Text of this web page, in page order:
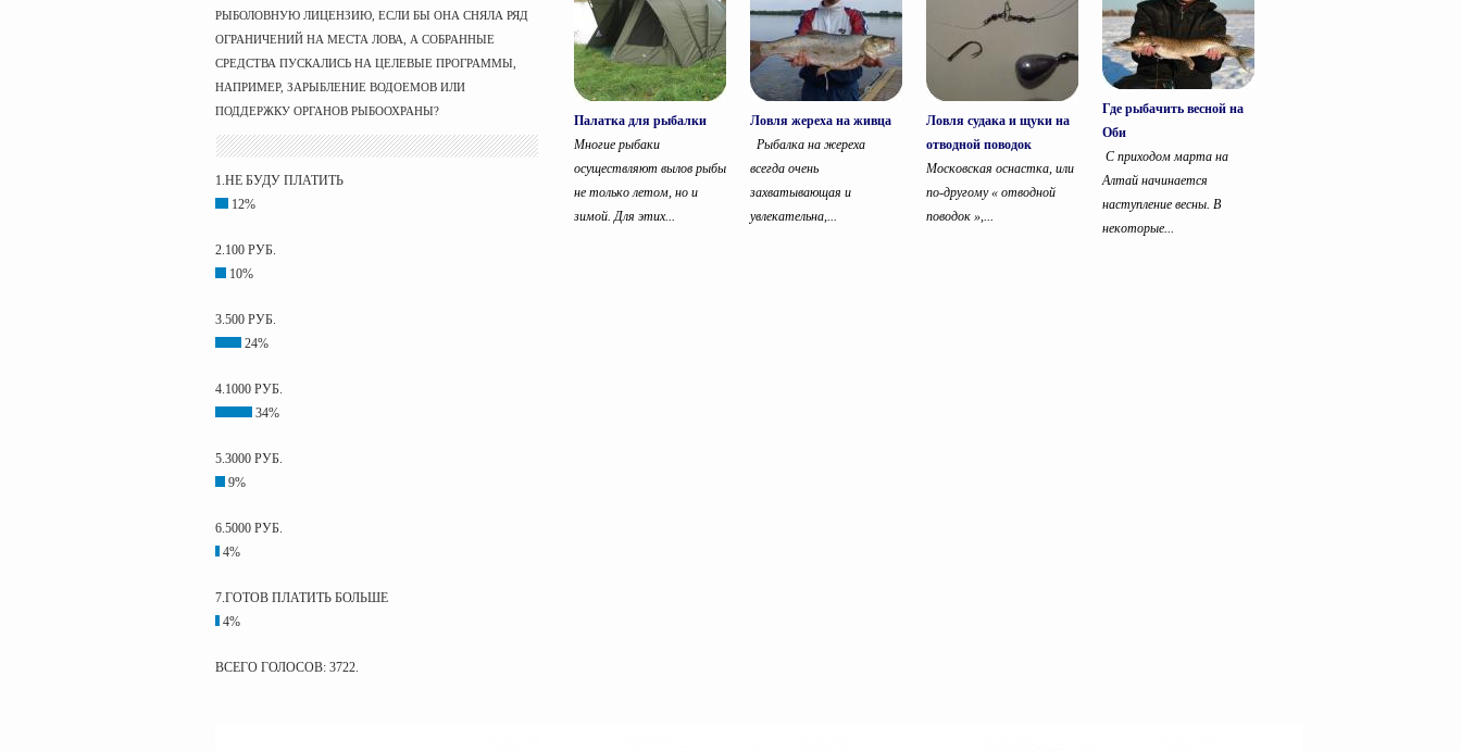
РЫБОЛОВНУЮ ЛИЦЕНЗИЮ, ЕСЛИ БЫ ОНА СНЯЛА РЯД
ОГРАНИЧЕНИЙ НА МЕСТА ЛОВА, А СОБРАННЫЕ
СРЕДСТВА ПУСКАЛИСЬ НА ЦЕЛЕВЫЕ ПРОГРАММЫ,
НАПРИМЕР, ЗАРЫБЛЕНИЕ ВОДОЕМОВ ИЛИ
ПОДДЕРЖКУ ОРГАНОВ РЫБООХРАНЫ?
1.НЕ БУДУ ПЛАТИТЬ
12%
2.100 РУБ.
10%
3.500 РУБ.
24%
4.1000 РУБ.
34%
5.3000 РУБ.
9%
6.5000 РУБ.
4%
7.ГОТОВ ПЛАТИТЬ БОЛЬШЕ
4%
ВСЕГО ГОЛОСОВ: 3722.
Палатка для рыбалки
Многие рыбаки
осуществляют вылов рыбы
не только летом, но и
зимой. Для этих...
Ловля жереха на живца
Рыбалка на жереха
всегда очень
захватывающая и
увлекательна,...
Ловля судака и щуки на
отводной поводок
Московская оснастка, или
по-другому « отводной
поводок »,...
Где рыбачить весной на
Оби
С приходом марта на
Алтай начинается
наступление весны. В
некоторые...